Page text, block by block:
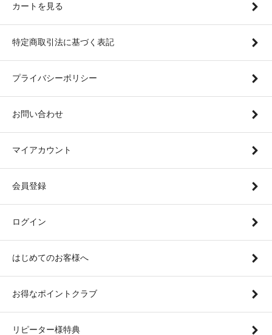
カートを見る
特定商取引法に基づく表記
プライバシーポリシー
お問い合わせ
マイアカウント
会員登録
ログイン
はじめてのお客様へ
お得なポイントクラブ
リピーター様特典